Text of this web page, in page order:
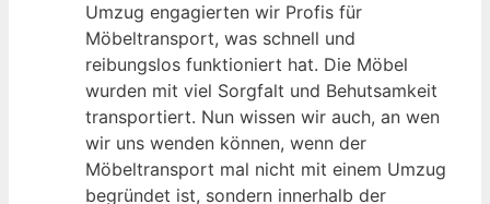
Umzug engagierten wir Profis für
Möbeltransport, was schnell und
reibungslos funktioniert hat. Die Möbel
wurden mit viel Sorgfalt und Behutsamkeit
transportiert. Nun wissen wir auch, an wen
wir uns wenden können, wenn der
Möbeltransport mal nicht mit einem Umzug
begründet ist, sondern innerhalb der